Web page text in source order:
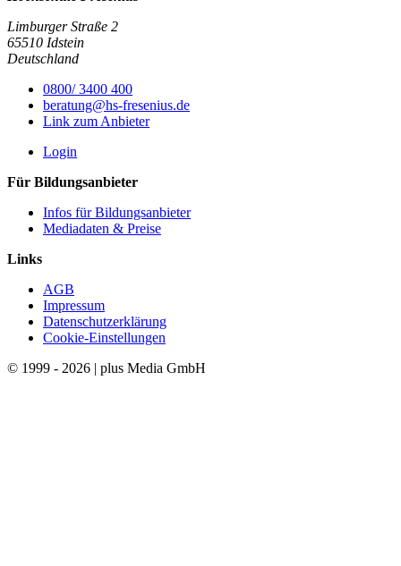
Limburger Straße 2
65510 Idstein
Deutschland
0800/ 3400 400
beratung@hs-fresenius.de
Link zum Anbieter
Login
Für Bildungsanbieter
Infos für Bildungsanbieter
Mediadaten & Preise
Links
AGB
Impressum
Datenschutzerklärung
Cookie-Einstellungen
© 1999 - 2026 | plus Media GmbH